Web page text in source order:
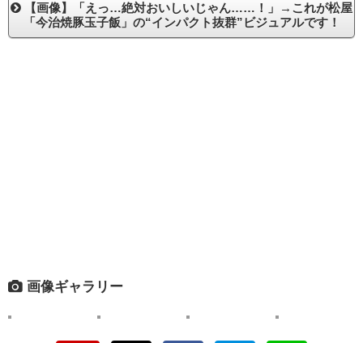
【画像】「えっ…絶対おいしいじゃん……！」→これが松屋
「今治焼豚玉子飯」の“インパクト抜群”ビジュアルです！
画像ギャラリー